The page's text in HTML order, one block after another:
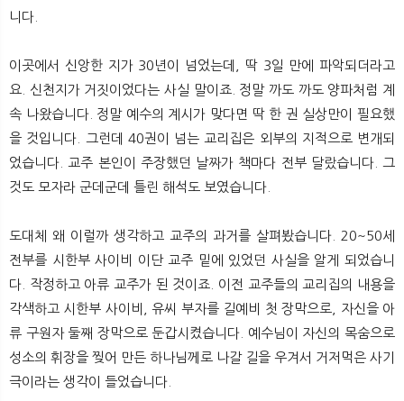
니다.
이곳에서 신앙한 지가 30년이 넘었는데, 딱 3일 만에 파악되더라고
요. 신천지가 거짓이었다는 사실 말이죠. 정말 까도 까도 양파처럼 계
속 나왔습니다. 정말 예수의 계시가 맞다면 딱 한 권 실상만이 필요했
을 것입니다. 그런데 40권이 넘는 교리집은 외부의 지적으로 변개되
었습니다. 교주 본인이 주장했던 날짜가 책마다 전부 달랐습니다. 그
것도 모자라 군데군데 틀린 해석도 보였습니다.
도대체 왜 이럴까 생각하고 교주의 과거를 살펴봤습니다. 20~50세
전부를 시한부 사이비 이단 교주 밑에 있었던 사실을 알게 되었습니
다. 작정하고 아류 교주가 된 것이죠. 이전 교주들의 교리집의 내용을
각색하고 시한부 사이비, 유씨 부자를 길예비 첫 장막으로, 자신을 아
류 구원자 둘째 장막으로 둔갑시켰습니다. 예수님이 자신의 목숨으로
성소의 휘장을 찢어 만든 하나님께로 나갈 길을 우겨서 거저먹은 사기
극이라는 생각이 들었습니다.